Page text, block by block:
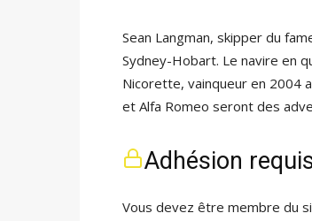
Sean Langman, skipper du
Sydney-Hobart. Le navire en
Nicorette, vainqueur en 2004
et Alfa Romeo seront des
Adhésion
Vous devez être membre du